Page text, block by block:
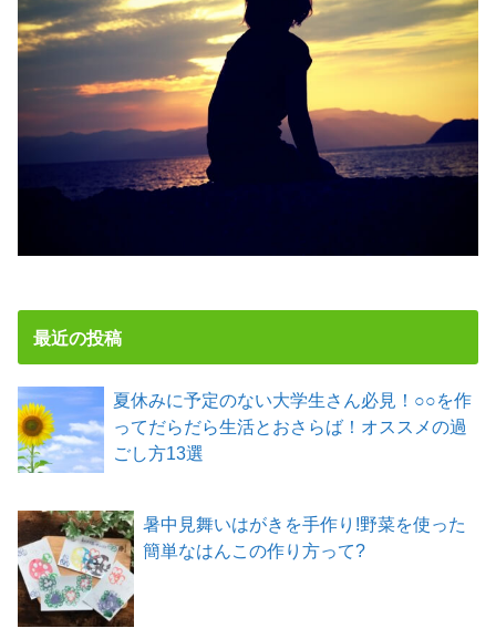
最近の投稿
夏休みに予定のない大学生さん必見！○○を作
ってだらだら生活とおさらば！オススメの過
ごし方13選
暑中見舞いはがきを手作り!野菜を使った
簡単なはんこの作り方って?